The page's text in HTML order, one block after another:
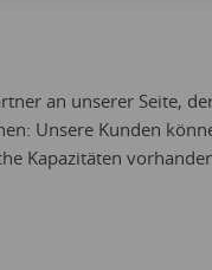
an unserer Seite,
Unsere Kunden
Kapazitäten